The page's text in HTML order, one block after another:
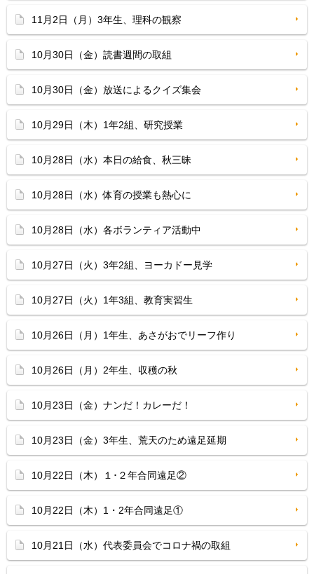
11月2日（月）3年生、理科の観察
10月30日（金）読書週間の取組
10月30日（金）放送によるクイズ集会
10月29日（木）1年2組、研究授業
10月28日（水）本日の給食、秋三昧
10月28日（水）体育の授業も熱心に
10月28日（水）各ボランティア活動中
10月27日（火）3年2組、ヨーカドー見学
10月27日（火）1年3組、教育実習生
10月26日（月）1年生、あさがおでリーフ作り
10月26日（月）2年生、収穫の秋
10月23日（金）ナンだ！カレーだ！
10月23日（金）3年生、荒天のため遠足延期
10月22日（木）１･２年合同遠足②
10月22日（木）1・2年合同遠足①
10月21日（水）代表委員会でコロナ禍の取組